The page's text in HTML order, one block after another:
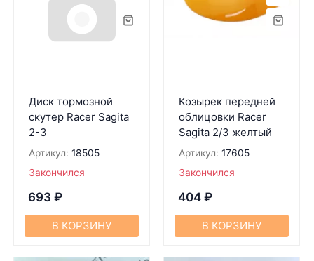
Диск тормозной
скутер Racer Sagita
2-3
Артикул: 18505
Закончился
693 ₽
В КОРЗИНУ
Козырек передней
облицовки Racer
Sagita 2/3 желтый
Артикул: 17605
Закончился
404 ₽
В КОРЗИНУ